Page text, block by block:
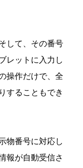
して、その番号
レットに入力し
操作だけで、全
することもでき
物番号に対応し
報が自動受信さ